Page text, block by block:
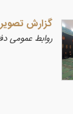
گزارش
روابط عمومی